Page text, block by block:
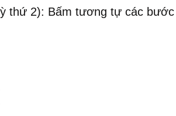
thứ 2): Bấm tương tự các bước